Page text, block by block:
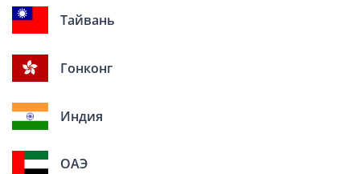
Тайвань
Гонконг
Индия
ОАЭ